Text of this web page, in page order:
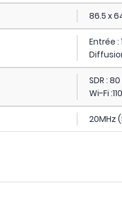
86.5 x
Entrée
SDR :
Wi-Fi
20MHz